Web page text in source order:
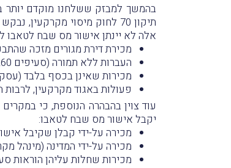
בהמשך למבזק ששלחנו מוקדם יותר
תיקון 70 לחוק מיסוי
אלהלא יינתן אישור מס שבח לטאבו
מכירת דירת מגורים מזכה שהתבקש בגינה פטוֹר לפי פרק
העברות ללא תמורה (סעיפים 60, 61(א), 62, 63, 67, 68, 69 ו-71 לחוק);
מכירות שאינן בכסף בלבד (עסקות
פעולות באגוד מקרקעין, לרבות
עוד צוין בהבהרה הנוספת, כי
יקבל אישור מס שבח לטאבו:
מכירה על-ידי קבלן שקיבל אישור מפקיד
מכירה על-ידי המדינה (מינהל
מכירות שחלות עליהן הוראות סעיף 72